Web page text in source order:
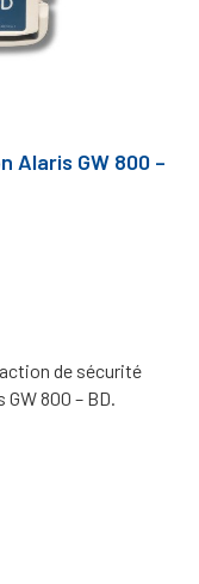
Alaris GW 800 –
de sécurité
800 – BD.